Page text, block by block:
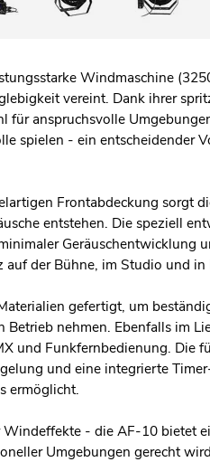
Windmaschine
vereint. Dank ihrer
für anspruchsvolle
spielen - ein entscheidender
Frontabdeckung sorgt
entstehen. Die speziell
Geräuschentwicklung
auf der Bühne, im Studio und
gefertigt, um
nehmen. Ebenfalls im
und Funkfernbedienung. Die
und eine integrierte
ermöglicht.
- die AF-10 bietet
Umgebungen gerecht